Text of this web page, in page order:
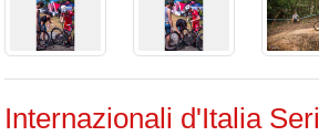
Internazionali d'Italia